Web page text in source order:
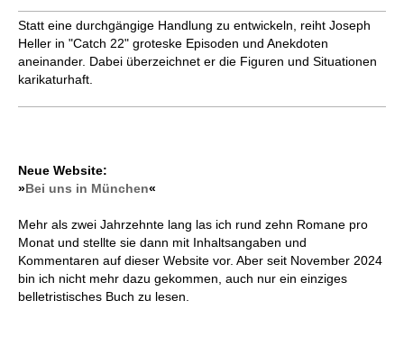
Statt eine durchgängige Handlung zu entwickeln, reiht Joseph
Heller in "Catch 22" groteske Episoden und Anekdoten
aneinander. Dabei überzeichnet er die Figuren und Situationen
karikaturhaft.
Neue Website:
»Bei uns in München«
Mehr als zwei Jahrzehnte lang las ich rund zehn Romane pro
Monat und stellte sie dann mit Inhaltsangaben und
Kommentaren auf dieser Website vor. Aber seit November 2024
bin ich nicht mehr dazu gekommen, auch nur ein einziges
belletristisches Buch zu lesen.